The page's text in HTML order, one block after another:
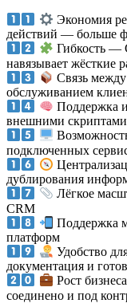
Экономия
действий — больше
Гибкость —
навязывает жёсткие
Связь между
обслуживанием
Поддержка
внешними скриптами
подключенных
дублирования
Лёгкое
CRM
Поддержка
платформ
Удобство
документация и
Рост
соединено и под